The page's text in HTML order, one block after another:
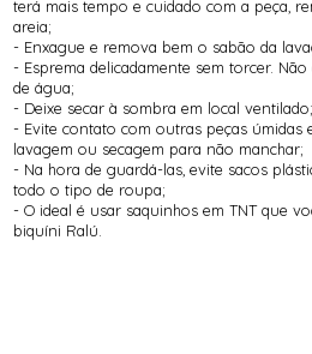
terá mais tempo e cuidado com a peça,
areia;
- Enxague e remova bem o sabão da
- Esprema delicadamente sem torcer.
de água;
- Deixe secar à sombra em local ventilado;
- Evite contato com outras peças úmidas
lavagem ou secagem para não manchar;
- Na hora de guardá-las, evite sacos
todo o tipo de roupa;
- O ideal é usar saquinhos em TNT que
biquíni Ralú.